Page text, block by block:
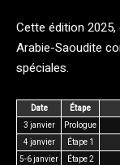
Cette édition
Arabie-Saoudite
spéciales.
Date Étape
3 janvier
Prologue
4 janvier
Étape 1
5-6 janvier
Étape 2